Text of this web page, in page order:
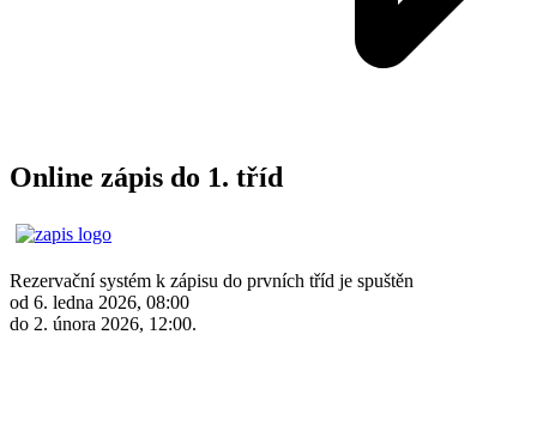
Online zápis do 1. tříd
Rezervační systém k zápisu do prvních tříd je spuštěn
od 6. ledna 2026, 08:00
do 2. února 2026, 12:00.